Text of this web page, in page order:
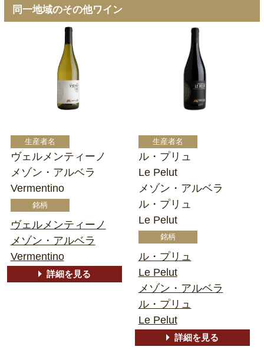
同一地域のその他ワイン
ヴェルメンティーノ
メゾン・アルベラ
Vermentino
ヴェルメンティーノ
メゾン・アルベラ
Vermentino
詳細を見る
ル・プリュ
Le Pelut
メゾン・アルベラ
ル・プリュ
Le Pelut
ル・プリュ
Le Pelut
メゾン・アルベラ
ル・プリュ
Le Pelut
詳細を見る